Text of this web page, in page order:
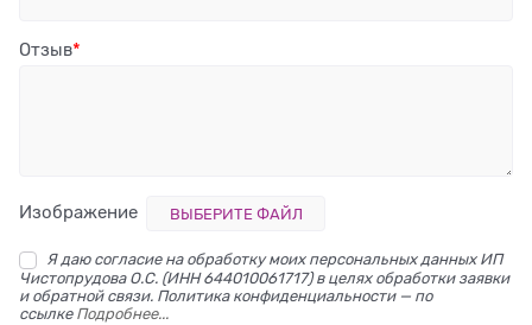
Отзыв
Изображение ВЫБЕРИТЕ ФАЙЛ
Я даю согласие на обработку моих персональных данных ИП
Чистопрудова О.С. (ИНН 644010061717) в целях обработки заявки
и обратной связи. Политика конфиденциальности — по
ссылке Подробнее...